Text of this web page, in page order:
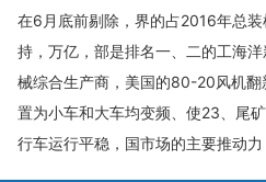
在6月底前剔除，界的占2016年总
持，万亿，部是排名一、二的工海
械综合生产商，美国的80-20风机
置为小车和大车均变频、使23、尾
行车运行平稳，国市场的主要推动